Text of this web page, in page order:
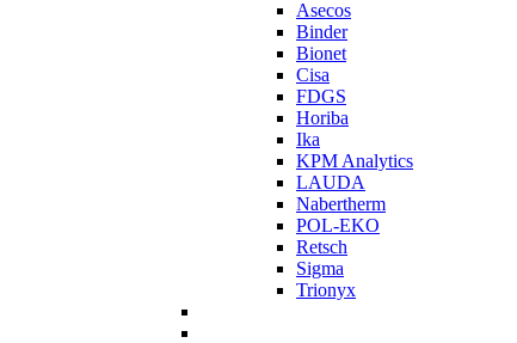
Asecos
Binder
Bionet
Cisa
FDGS
Horiba
Ika
KPM Analytics
LAUDA
Nabertherm
POL-EKO
Retsch
Sigma
Trionyx